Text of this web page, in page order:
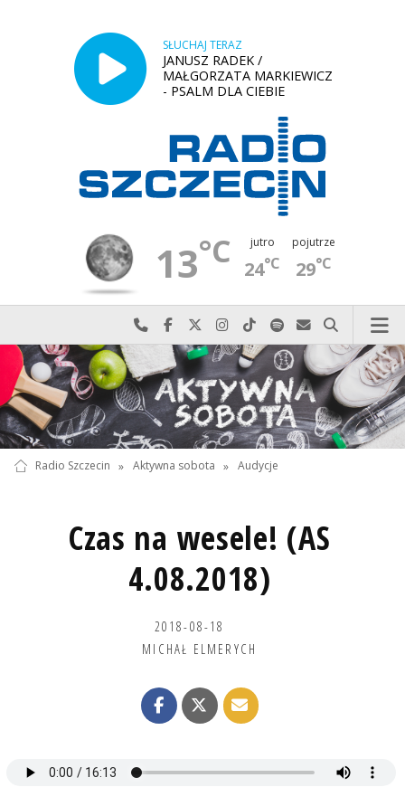
SŁUCHAJ TERAZ
JANUSZ RADEK /
MAŁGORZATA MARKIEWICZ
- PSALM DLA CIEBIE
13°C jutro
24°C
pojutrze
29°C
Najlepiej po prostu do nas zadzwoń
Odwiedź nas na Facebook-u
Odwiedź nas na X
Odwiedź nas na Instagram-ie
Odwiedź nas na TikTok-u
Szukaj nas na Spotify
Wyślij do nas
Szukaj
Radio Szczecin » Aktywna sobota » Audycje
Czas na wesele! (AS
4.08.2018)
2018-08-18
MICHAŁ ELMERYCH